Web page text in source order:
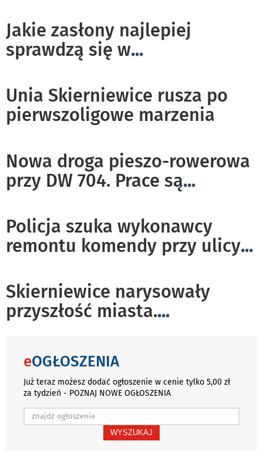
Jakie zasłony najlepiej
sprawdzą się w...
Unia Skierniewice rusza po
pierwszoligowe marzenia
Nowa droga pieszo-rowerowa
przy DW 704. Prace są...
Policja szuka wykonawcy
remontu komendy przy ulicy...
Skierniewice narysowały
przyszłość miasta....
eOGŁOSZENIA
Już teraz możesz dodać ogłoszenie w cenie tylko 5,00 zł
za tydzień - POZNAJ NOWE OGŁOSZENIA
WYSZUKAJ